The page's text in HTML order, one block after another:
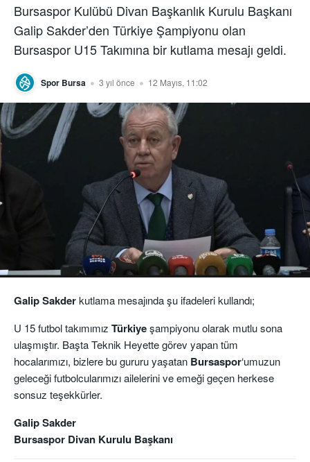
Bursaspor Kulübü Divan Başkanlık Kurulu Başkanı
Galip Sakder’den Türkiye Şampiyonu olan
Bursaspor U15 Takımına bir kutlama mesajı geldi.
Spor Bursa 3 yıl önce 12 Mayıs, 11:02
Galip Sakderkutlama mesajında şu ifadeleri kullandı;
U 15 futbol takımımız Türkiyeşampiyonu olarak mutlu sona
ulaşmıştır. Başta Teknik Heyette görev yapan tüm
hocalarımızı, bizlere bu gururu yaşatan Bursaspor‘umuzun
geleceği futbolcularımızı ailelerini ve emeği geçen herkese
sonsuz teşekkürler.
Galip Sakder
Bursaspor Divan Kurulu Başkanı